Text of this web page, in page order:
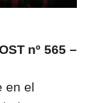
nº 565 –
en el